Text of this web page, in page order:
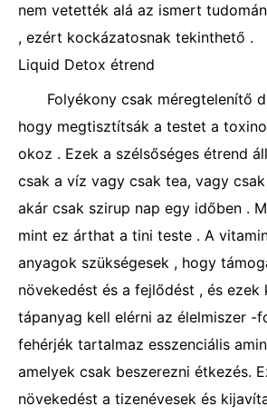
nem vetették alá az ismert
, ezért kockázatosnak tekinthető .
Liquid Detox étrend
Folyékony csak méregtelenítő
hogy megtisztítsák a testet a
okoz . Ezek a szélsőséges étrend
csak a víz vagy csak tea, vagy
akár csak szirup nap egy időben .
mint ez árthat a tini teste . A
anyagok szükségesek , hogy
növekedést és a fejlődést , és ezek
tápanyag kell elérni az élelmiszer -
fehérjék tartalmaz esszenciális
amelyek csak beszerezni étkezés.
növekedést a tizenévesek és